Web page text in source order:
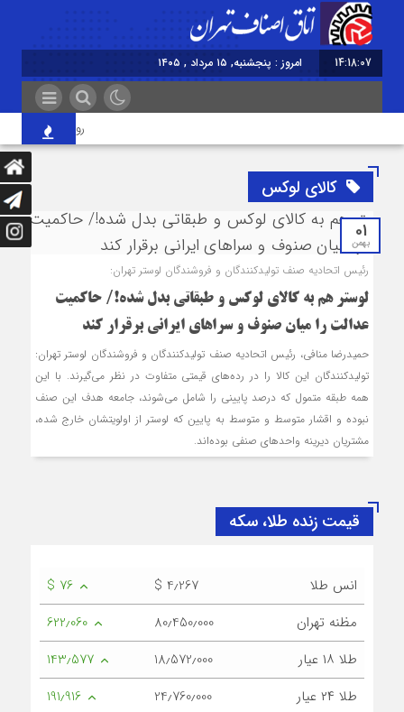
14:18:07 امروز : پنجشنبه, ۱۵ مرداد , ۱۴۰۵
روایت اصناف از
کالای لوکس
01
بهمن
رئیس اتحادیه صنف تولیدکنندگان و فروشندگان لوستر تهران:
لوستر هم به کالای لوکس و طبقاتی بدل شده!/ حاکمیت
عدالت را میان صنوف و سراهای ایرانی برقرار کند
حمیدرضا منافی، رئیس اتحادیه صنف تولیدکنندگان و فروشندگان لوستر تهران:
تولیدکنندگان این کالا را در رده‌های قیمتی متفاوت در نظر می‌گیرند. با این
همه طبقه متمول که درصد پایینی را شامل می‌شوند، جامعه هدف این صنف
نبوده و اقشار متوسط و متوسط به پایین که لوستر از اولویتشان خارج شده،
مشتریان دیرینه واحدهای صنفی بوده‌اند.
قیمت زنده طلا، سکه
انس طلا $ 4٫267
$ 76
مظنه تهران
80٫450٫000
622٫060
طلا ۱۸ عیار
18٫572٫000
143٫577
طلا ۲۴ عیار
24٫760٫000
191٫916